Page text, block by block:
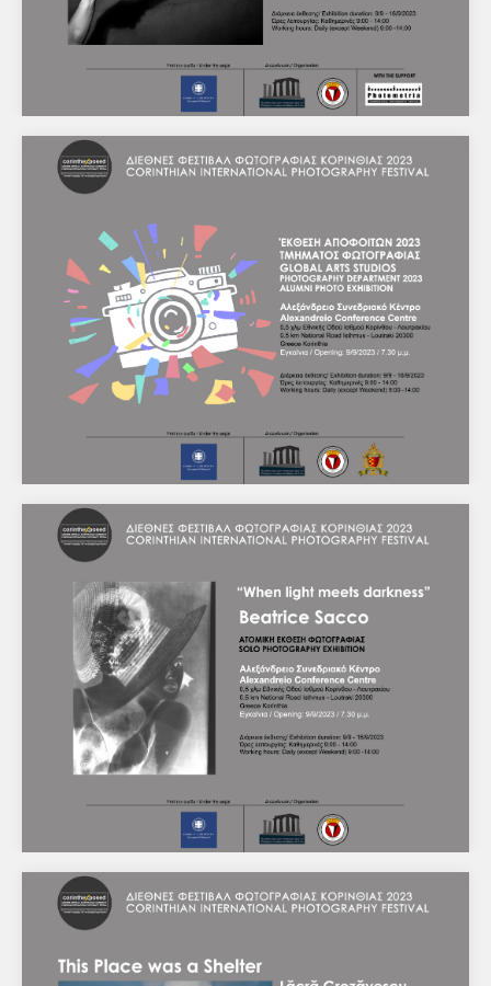
Ατομική έκθεση φωτογραφίας της Ίριας
Σπηλιοπούλου με τίτλο "Your body as a tool"
ΔΕΛΤΙΟ ΤΥΠΟΥ Κόρινθος, 7/8/2023 Διεθνές Φεστιβάλ
Φωτογραφίας Κορινθίας 2023 Αλεξάνδρειο Συνεδριακό
Κέντρο / Λουτράκι / Ισθμός Κορίνθου Το Διεθνές…
Έκθεση φωτογραφίας αποφοίτων Global Arts
Studios Photography Seminar 2023
ΔΕΛΤΙΟ ΤΥΠΟΥ Κόρινθος, 7/8/2023 Διεθνές Φεστιβάλ
Φωτογραφίας Κορινθίας 2023Αλεξάνδρειο Συνεδριακό
Κέντρο / Λουτράκι / Ισθμός Κορίνθου Το Διεθνές…
Ατομική έκθεση φωτογραφίας της Beatrice Sacco
με τίτλο "When light meets darkness"
ΔΕΛΤΙΟ ΤΥΠΟΥ Κόρινθος, 7/8/2023 Διεθνές Φεστιβάλ